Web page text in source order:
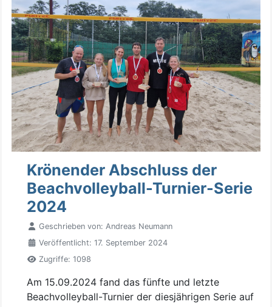
Krönender Abschluss der
Beachvolleyball-Turnier-Serie
2024
Geschrieben von: Andreas Neumann
Veröffentlicht: 17. September 2024
Zugriffe: 1098
Am 15.09.2024 fand das fünfte und letzte
Beachvolleyball-Turnier der diesjährigen Serie auf